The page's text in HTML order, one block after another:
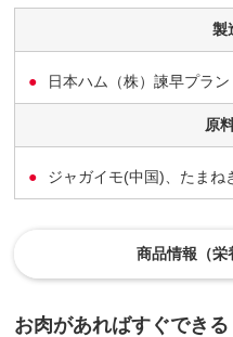
製
日本ハム（株）諫早プラン
原
ジャガイモ(中国)、たまね
商品情報（栄
お肉があればすぐでき